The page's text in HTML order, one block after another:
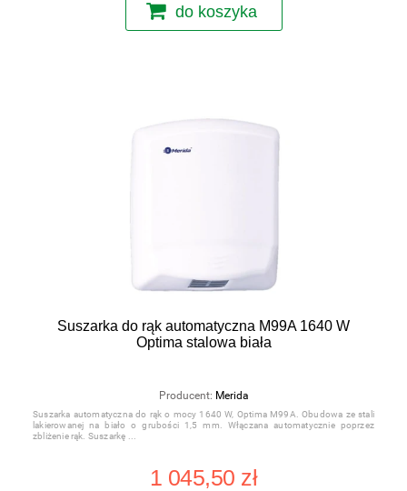
do koszyka
Suszarka do rąk automatyczna M99A 1640 W
Optima stalowa biała
Producent: Merida
Suszarka automatyczna do rąk o mocy 1640 W, Optima M99A. Obudowa ze stali
lakierowanej na biało o grubości 1,5 mm. Włączana automatycznie poprzez
zbliżenie rąk. Suszarkę
1 045,50 zł